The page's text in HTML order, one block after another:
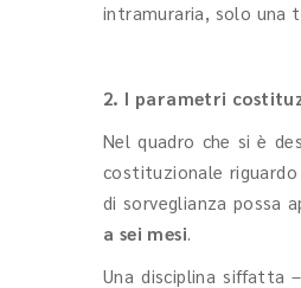
intramuraria, solo una
2. I parametri
Nel quadro che si è
costituzionale riguardo
di sorveglianza possa
a sei mesi.
Una disciplina siffatta